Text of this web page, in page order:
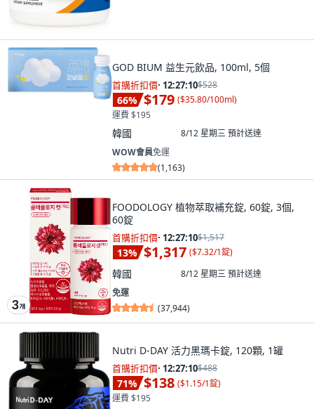
GOD BIUM 益生元飲品, 100ml, 5個
首購折扣價· 12:27:09$528
66% $179 ($35.80/100ml)
運費 $195
韓國 8/12 星期三預計送達
WOW會員免運
(1,163)
FOODOLOGY 植物萃取補充錠, 60錠, 3個,
60錠
首購折扣價· 12:27:09$1,517
13% $1,317 ($7.32/1錠)
韓國 8/12 星期三預計送達
免運
(37,944)
Nutri D-DAY 活力黑瑪卡錠, 120顆, 1罐
首購折扣價· 12:27:09$488
71% $138 ($1.15/1錠)
運費 $195